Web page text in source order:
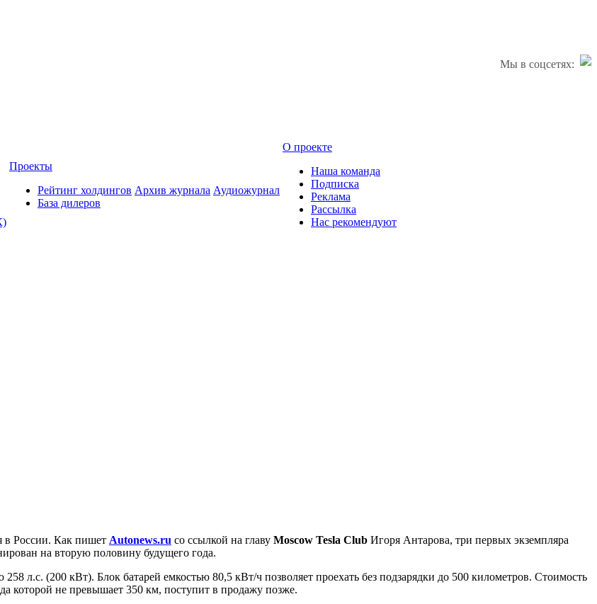
Мы в соцсетях:
Проекты
Рейтинг холдингов
База дилеров
Архив журнала Аудиожурнал
О проекте
Наша команда
Подписка
Реклама
Рассылка
Нас рекомендуют
в России. Как пишет Autonews.ru со ссылкой на главу Moscow Tesla Club Игоря Антарова, три первых экземпляра
на вторую половину будущего года.
л.с. (200 кВт). Блок батарей емкостью 80,5 кВт/ч позволяет проехать без подзарядки до 500 километров. Стоимость
которой не превышает 350 км, поступит в продажу позже.